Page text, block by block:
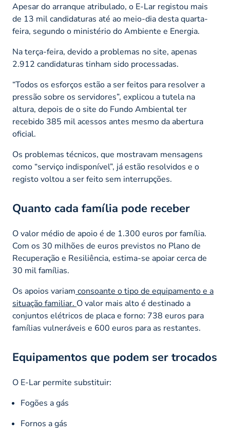
Apesar do arranque atribulado, o E-Lar registou mais
de 13 mil candidaturas até ao meio-dia desta quarta-
feira, segundo o ministério do Ambiente e Energia.
Na terça-feira, devido a problemas no site, apenas
2.912 candidaturas tinham sido processadas.
“Todos os esforços estão a ser feitos para resolver a
pressão sobre os servidores”, explicou a tutela na
altura, depois de o site do Fundo Ambiental ter
recebido 385 mil acessos antes mesmo da abertura
oficial.
Os problemas técnicos, que mostravam mensagens
como “serviço indisponível”, já estão resolvidos e o
registo voltou a ser feito sem interrupções.
Quanto cada família pode receber
O valor médio de apoio é de 1.300 euros por família.
Com os 30 milhões de euros previstos no Plano de
Recuperação e Resiliência, estima-se apoiar cerca de
30 mil famílias.
Os apoios variam consoante o tipo de equipamento e a
situação familiar. O valor mais alto é destinado a
conjuntos elétricos de placa e forno: 738 euros para
famílias vulneráveis e 600 euros para as restantes.
Equipamentos que podem ser trocados
O E-Lar permite substituir:
Fogões a gás
Fornos a gás